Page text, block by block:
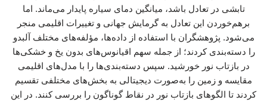
تابشی در تعادل باشد، میانگین دمای سیاره پایدار می‌ماند. اما
برهم‌خوردن این تعادل به گرمایش جهانی و تغییرات اقلیمی منجر
می‌شود. پژوهشگران با استفاده از داده‌ها، مؤلفه‌های مختلف آلبدو
را دسته‌بندی کردند؛ از جمله سهم اقیانوس‌های بدون یخ و خشکی‌ها
در بازتاب نور خورشید. سپس دسته‌بندی‌ها را با مدل‌های اقلیمی
مقایسه و زمین را به‌صورت دیجیتالی به بخش‌های مختلفی تقسیم
کردند تا الگوهای بازتاب نور در نقاط گوناگون را بررسی کنند. در این